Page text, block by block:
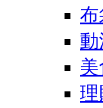
布
理